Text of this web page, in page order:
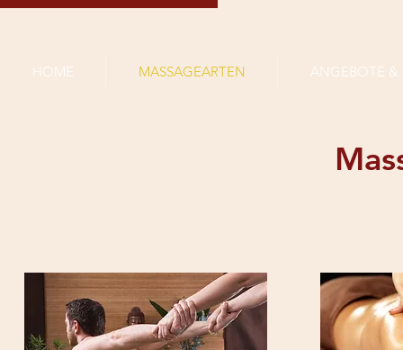
HOME MASSAGEARTEN ANGEBOTE &